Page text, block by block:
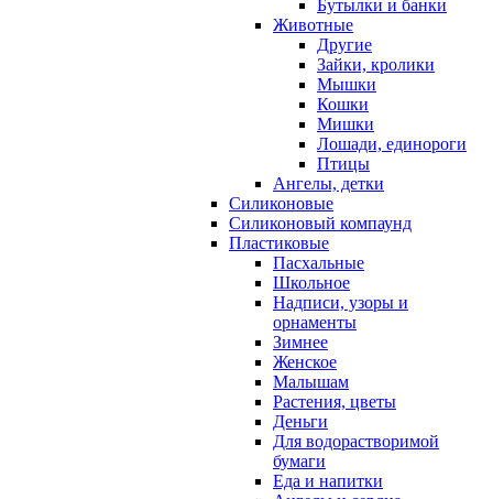
Бутылки и банки
Животные
Другие
Зайки, кролики
Мышки
Кошки
Мишки
Лошади, единороги
Птицы
Ангелы, детки
Силиконовые
Силиконовый компаунд
Пластиковые
Пасхальные
Школьное
Надписи, узоры и
орнаменты
Зимнее
Женское
Малышам
Растения, цветы
Деньги
Для водорастворимой
бумаги
Еда и напитки